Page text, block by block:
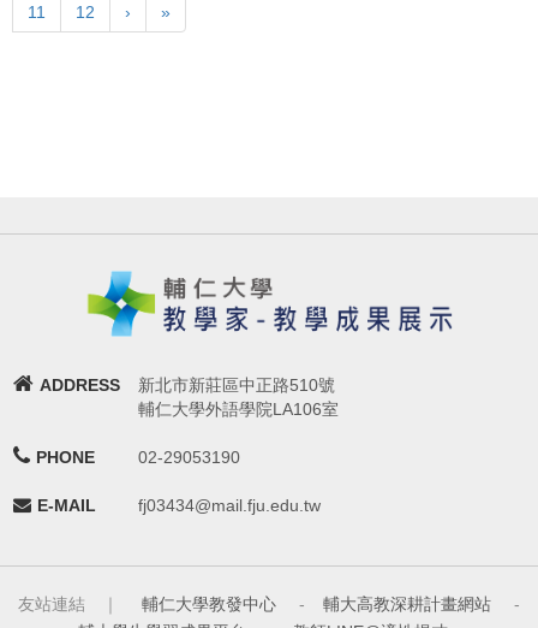
11 12 › »
ADDRESS
新北市新莊區中正路510號
輔仁大學外語學院LA106室
PHONE 02-29053190
E-MAIL fj03434@mail.fju.edu.tw
友站連結 ｜ 輔仁大學教發中心 - 輔大高教深耕計畫網站
-